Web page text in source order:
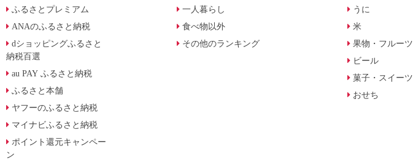
ふるさとプレミアム
ANAのふるさと納税
dショッピングふるさと
納税百選
au PAY ふるさと納税
ふるさと本舗
ヤフーのふるさと納税
マイナビふるさと納税
ポイント還元キャンペー
ン
一人暮らし
食べ物以外
その他のランキング
うに
米
果物・フルーツ
ビール
菓子・スイーツ
おせち